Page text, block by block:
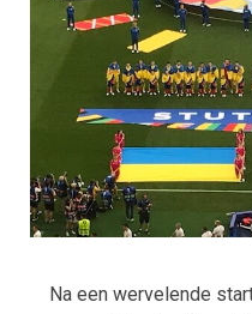
Na een wervelende